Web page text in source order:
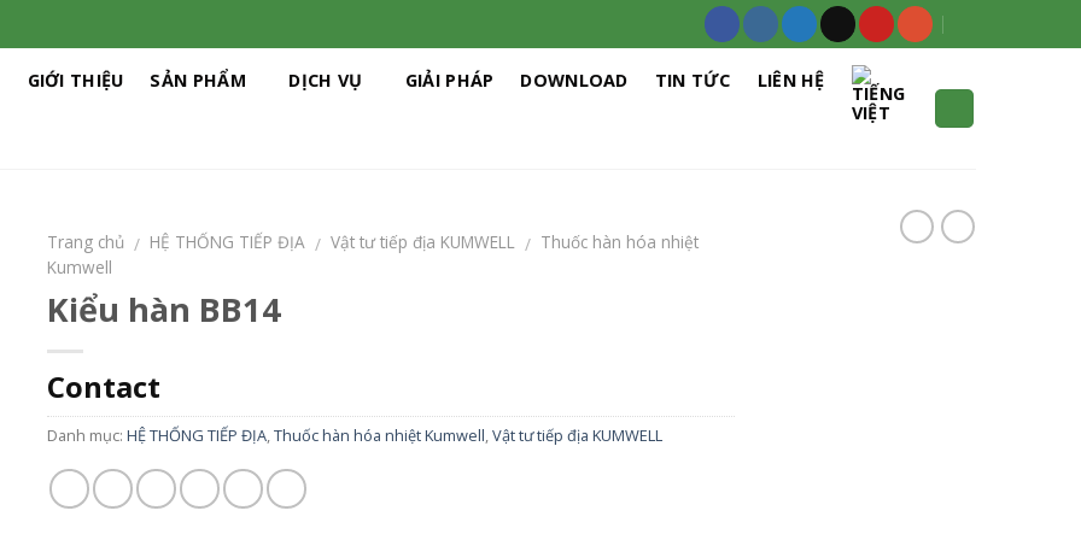
GIỚI THIỆU SẢN PHẨM DỊCH VỤ GIẢI PHÁP DOWNLOAD TIN TỨC LIÊN HỆ
Trang chủ / HỆ THỐNG TIẾP ĐỊA / Vật tư tiếp địa KUMWELL / Thuốc hàn hóa nhiệt
Kumwell
Kiểu hàn BB14
Contact
Danh mục: HỆ THỐNG TIẾP ĐỊA,Thuốc hàn hóa nhiệt Kumwell,Vật tư tiếp địa KUMWELL